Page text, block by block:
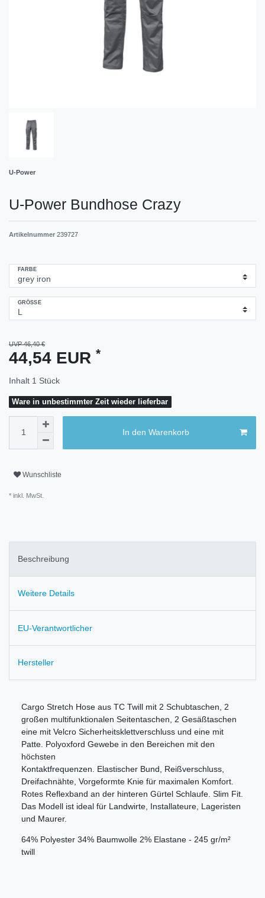
U-Power
U-Power Bundhose Crazy
Artikelnummer 239727
FARBE
GRÖSSE
UVP 46,40 €
44,54 EUR *
Inhalt 1 Stück
Ware in unbestimmter Zeit wieder lieferbar
In den Warenkorb
Wunschliste
* inkl. MwSt.
Beschreibung
Weitere Details
EU-Verantwortlicher
Hersteller
Cargo Stretch Hose aus TC Twill mit 2 Schubtaschen, 2
großen multifunktionalen Seitentaschen, 2 Gesäßtaschen
eine mit Velcro Sicherheitsklettverschluss und eine mit
Patte. Polyoxford Gewebe in den Bereichen mit den
höchsten
Kontaktfrequenzen. Elastischer Bund, Reißverschluss,
Dreifachnähte, Vorgeformte Knie für maximalen Komfort.
Rotes Reflexband an der hinteren Gürtel Schlaufe. Slim Fit.
Das Modell ist ideal für Landwirte, Installateure, Lageristen
und Maurer.
64% Polyester 34% Baumwolle 2% Elastane - 245 gr/m²
twill